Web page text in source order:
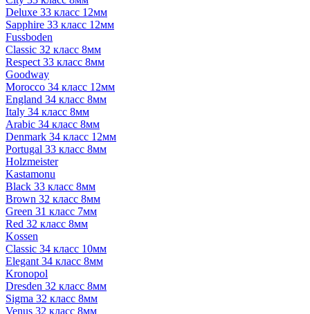
Deluxe 33 класс 12мм
Sapphire 33 класс 12мм
Fussboden
Classic 32 класс 8мм
Respect 33 класс 8мм
Goodway
Morocco 34 класс 12мм
England 34 класс 8мм
Italy 34 класс 8мм
Arabic 34 класс 8мм
Denmark 34 класс 12мм
Portugal 33 класс 8мм
Holzmeister
Kastamonu
Black 33 класс 8мм
Brown 32 класс 8мм
Green 31 класс 7мм
Red 32 класс 8мм
Kossen
Classic 34 класс 10мм
Elegant 34 класс 8мм
Kronopol
Dresden 32 класс 8мм
Sigma 32 класс 8мм
Venus 32 класс 8мм